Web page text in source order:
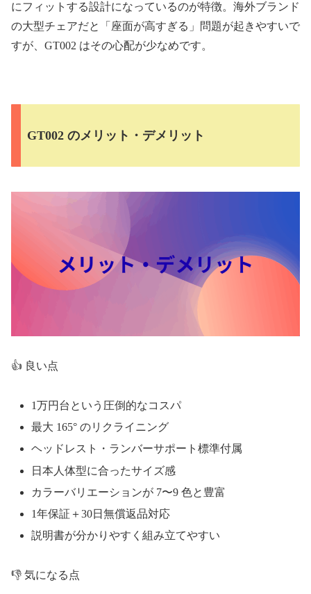
にフィットする設計になっているのが特徴。海外ブランド
の大型チェアだと「座面が高すぎる」問題が起きやすいで
すが、GT002 はその心配が少なめです。
GT002 のメリット・デメリット
👍 良い点
1万円台という圧倒的なコスパ
最大 165° のリクライニング
ヘッドレスト・ランバーサポート標準付属
日本人体型に合ったサイズ感
カラーバリエーションが 7〜9 色と豊富
1年保証＋30日無償返品対応
説明書が分かりやすく組み立てやすい
👎 気になる点